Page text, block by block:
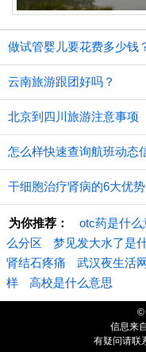
做试管婴儿要花费多少钱
云南旅游跟团好吗？
北京到四川旅游注意事项
怎么样快速查询航班动态
干细胞治疗肾病的6大优势
为你推荐： otc药是什么
么分区
梦见发大水了是
肾结石疼痛
武汉夜生活
样
高校是什么意思
©
信息来
有疑问请联